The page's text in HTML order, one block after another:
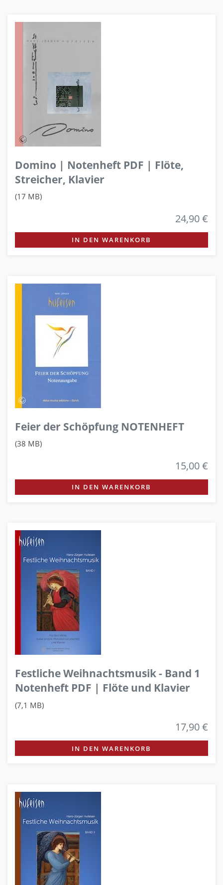
Domino | Notenheft PDF | Flöte,
Streicher, Klavier
(17 MB)
24,90 €
IN DEN WARENKORB
Feier der Schöpfung NOTENHEFT
(38 MB)
15,00 €
IN DEN WARENKORB
Festliche Weihnachtsmusik - Band 1
Notenheft PDF | Flöte und Klavier
(7,1 MB)
17,90 €
IN DEN WARENKORB